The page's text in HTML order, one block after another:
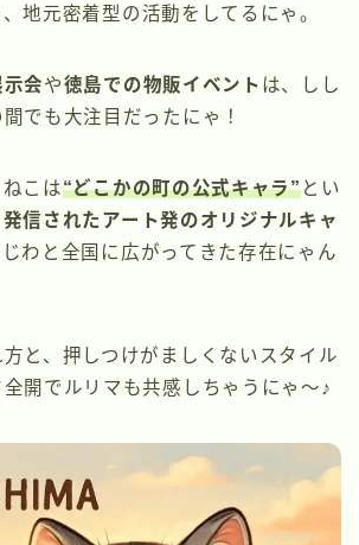
、地元密着型の活動をしてるにゃ。
会や徳島での物販イベント は、しし
でも大注目だったにゃ！
こは“どこかの町の公式キャラ”とい
信されたアート発のオリジナルキャ
わと全国に広がってきた存在にゃん
と、押しつけがましくないスタイル
開でルリマも共感しちゃうにゃ〜♪